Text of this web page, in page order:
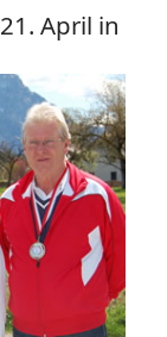
April in